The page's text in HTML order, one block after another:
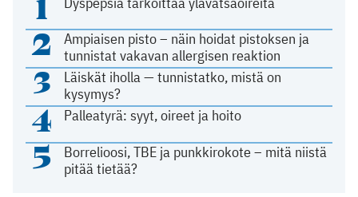
2
Ampiaisen pisto – näin hoidat pistoksen ja
tunnistat vakavan allergisen reaktion
3
Läiskät iholla — tunnistatko, mistä on
kysymys?
4 Palleatyrä: syyt, oireet ja hoito
5
Borrelioosi, TBE ja punkkirokote – mitä niistä
pitää tietää?